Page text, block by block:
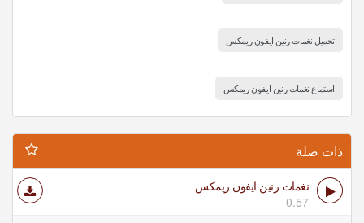
تحميل نغمات رنين ايفون ريمكس
استماع نغمات رنين ايفون ريمكس
ذات صلة
نغمات رنين ايفون ريمكس
0.57